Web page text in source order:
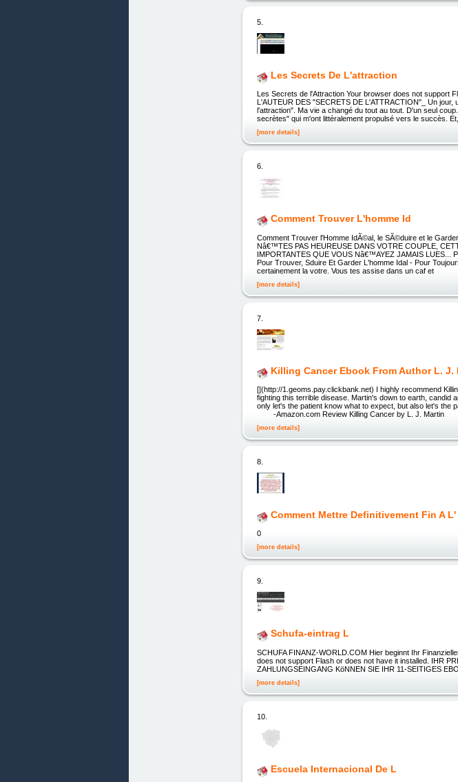
5.
Les Secrets De L'attraction
Les Secrets de l'Attraction Your browser does not support
L'AUTEUR DES "SECRETS DE L'ATTRACTION"_ Un
l'attraction". Ma vie a changé du tout au tout. D'un seul
secrètes" qui m'ont littéralement propulsé vers le succès.
[more details]
6.
Comment Trouver L'homme Id
Comment Trouver l'Homme IdÃ©al, le SÃ©duire et le
Nâ€™TES PAS HEUREUSE DANS VOTRE COUPLE,
IMPORTANTES QUE VOUS Nâ€™AYEZ JAMAIS LUES...
Pour Trouver, Sduire Et Garder L'homme Idal - Pour
certainement la votre. Vous tes assise dans un caf et
[more details]
7.
Killing Cancer Ebook From Author L. J.
[](http://1.geoms.pay.clickbank.net) I highly recommend
fighting this terrible disease. Martin's down to earth,
only let's the patient know what to expect, but also let's the
-Amazon.com Review Killing Cancer by L. J. Martin
[more details]
8.
Comment Mettre Definitivement Fin A L'
0
[more details]
9.
Schufa-eintrag L
SCHUFA FINANZ-WORLD.COM Hier beginnt Ihr
does not support Flash or does not have it installed. IHR
ZAHLUNGSEINGANG KöNNEN SIE IHR 11-SEITIGES
[more details]
10.
Escuela Internacional De L